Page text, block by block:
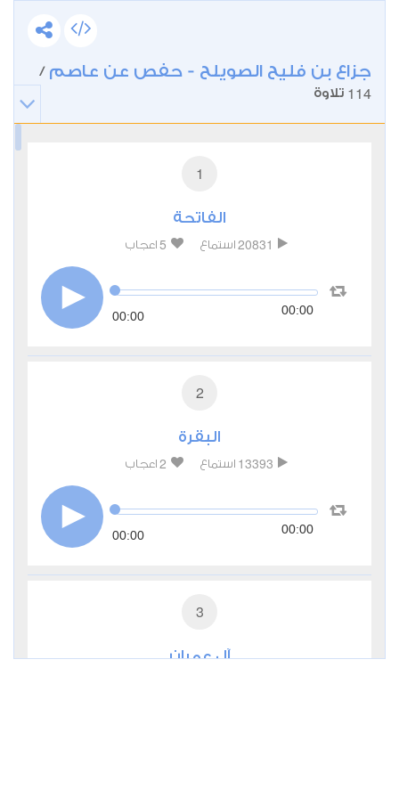
جزاع بن فليح الصويلح - حفص عن عاصم /
114 تلاوة
1
الفاتحة
20831 استماع 5 اعجاب
00:00 00:00
2
البقرة
13393 استماع 2 اعجاب
00:00 00:00
3
آل عمران